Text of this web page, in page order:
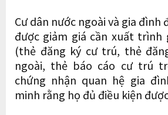
Cư dân nước ngoài và gia đình
được giảm giá cần xuất
(thẻ đăng ký cư trú, thẻ
ngoài, thẻ báo cáo cư trú
chứng nhận quan hệ gia
minh rằng họ đủ điều kiện